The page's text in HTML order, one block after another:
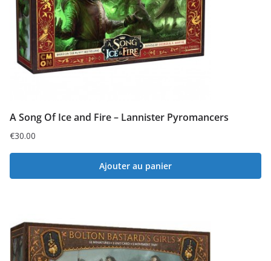
A Song Of Ice and Fire – Lannister Pyromancers
€30.00
Ajouter au panier